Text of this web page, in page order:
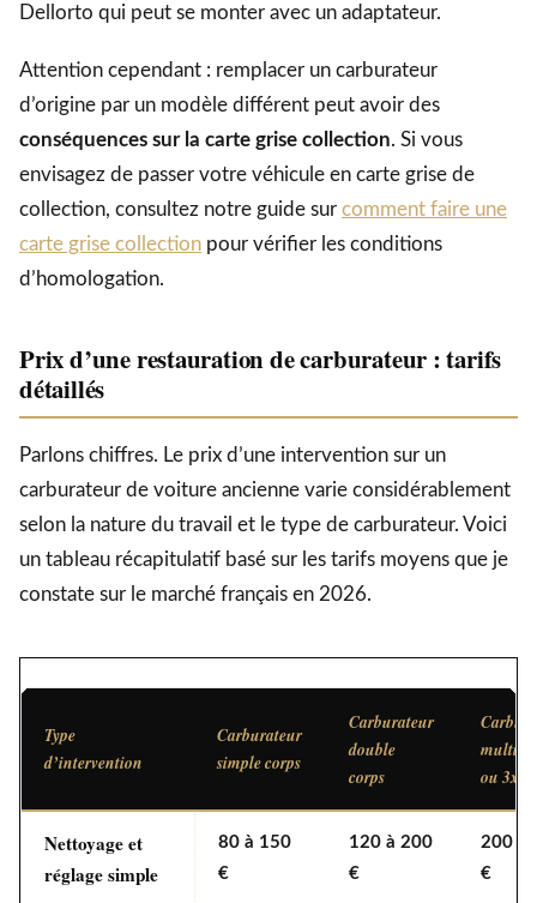
Dellorto qui peut se monter avec un adaptateur.
Attention cependant : remplacer un carburateur
d’origine par un modèle différent peut avoir des
conséquences sur la carte grise collection. Si vous
envisagez de passer votre véhicule en carte grise de
collection, consultez notre guide sur comment faire une
carte grise collection pour vérifier les conditions
d’homologation.
Prix d’une restauration de carburateur : tarifs
détaillés
Parlons chiffres. Le prix d’une intervention sur un
carburateur de voiture ancienne varie considérablement
selon la nature du travail et le type de carburateur. Voici
un tableau récapitulatif basé sur les tarifs moyens que je
constate sur le marché français en 2026.
Type
d’intervention
Carburateur
simple corps
Carburateur
double
corps
ou 3x)
Nettoyage et
réglage simple
80 à 150
€
120 à 200
€
200 à
€